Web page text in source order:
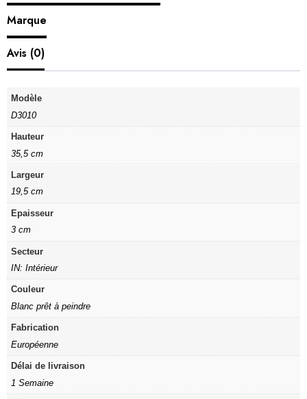
Marque
Avis (0)
Modèle
D3010
Hauteur
35,5 cm
Largeur
19,5 cm
Epaisseur
3 cm
Secteur
IN: Intérieur
Couleur
Blanc prêt à peindre
Fabrication
Européenne
Délai de livraison
1 Semaine